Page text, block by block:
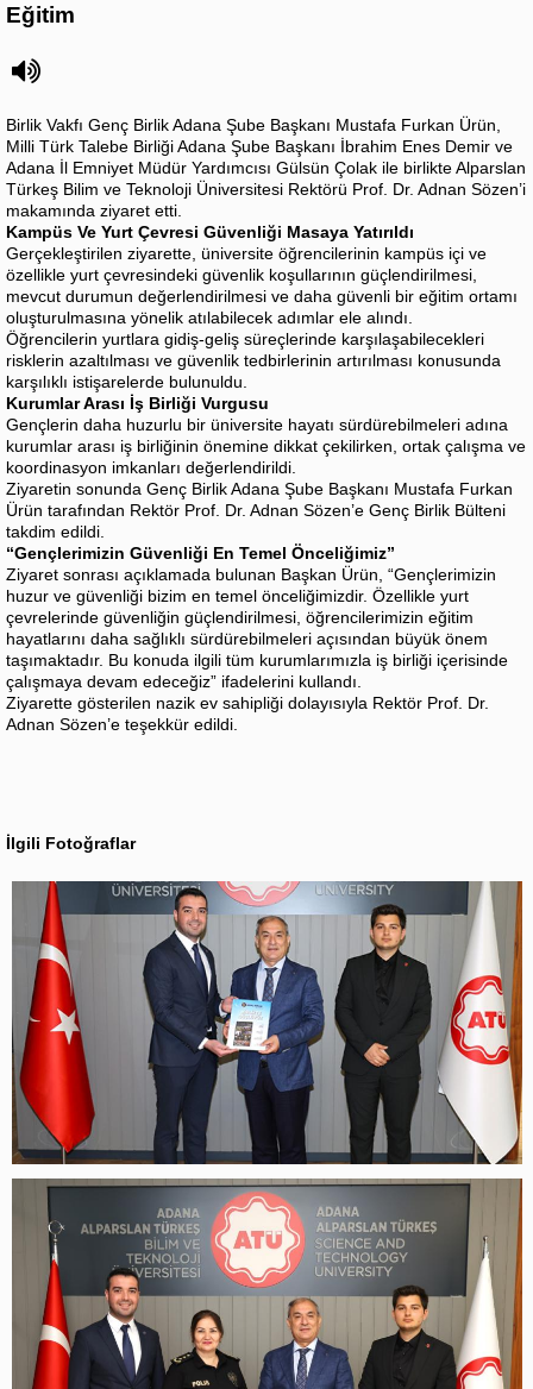
Eğitim
Birlik Vakfı Genç Birlik Adana Şube Başkanı Mustafa Furkan Ürün,
Milli Türk Talebe Birliği Adana Şube Başkanı İbrahim Enes Demir ve
Adana İl Emniyet Müdür Yardımcısı Gülsün Çolak ile birlikte Alparslan
Türkeş Bilim ve Teknoloji Üniversitesi Rektörü Prof. Dr. Adnan Sözen’i
makamında ziyaret etti.
Kampüs Ve Yurt Çevresi Güvenliği Masaya Yatırıldı
Gerçekleştirilen ziyarette, üniversite öğrencilerinin kampüs içi ve
özellikle yurt çevresindeki güvenlik koşullarının güçlendirilmesi,
mevcut durumun değerlendirilmesi ve daha güvenli bir eğitim ortamı
oluşturulmasına yönelik atılabilecek adımlar ele alındı.
Öğrencilerin yurtlara gidiş-geliş süreçlerinde karşılaşabilecekleri
risklerin azaltılması ve güvenlik tedbirlerinin artırılması konusunda
karşılıklı istişarelerde bulunuldu.
Kurumlar Arası İş Birliği Vurgusu
Gençlerin daha huzurlu bir üniversite hayatı sürdürebilmeleri adına
kurumlar arası iş birliğinin önemine dikkat çekilirken, ortak çalışma ve
koordinasyon imkanları değerlendirildi.
Ziyaretin sonunda Genç Birlik Adana Şube Başkanı Mustafa Furkan
Ürün tarafından Rektör Prof. Dr. Adnan Sözen’e Genç Birlik Bülteni
takdim edildi.
“Gençlerimizin Güvenliği En Temel Önceliğimiz”
Ziyaret sonrası açıklamada bulunan Başkan Ürün, “Gençlerimizin
huzur ve güvenliği bizim en temel önceliğimizdir. Özellikle yurt
çevrelerinde güvenliğin güçlendirilmesi, öğrencilerimizin eğitim
hayatlarını daha sağlıklı sürdürebilmeleri açısından büyük önem
taşımaktadır. Bu konuda ilgili tüm kurumlarımızla iş birliği içerisinde
çalışmaya devam edeceğiz” ifadelerini kullandı.
Ziyarette gösterilen nazik ev sahipliği dolayısıyla Rektör Prof. Dr.
Adnan Sözen’e teşekkür edildi.
İlgili Fotoğraflar